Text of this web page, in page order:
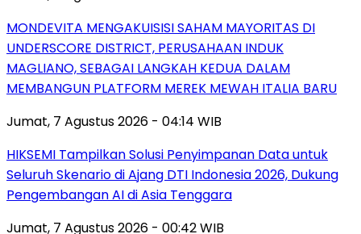
MONDEVITA MENGAKUISISI SAHAM MAYORITAS DI
UNDERSCORE DISTRICT, PERUSAHAAN INDUK
MAGLIANO, SEBAGAI LANGKAH KEDUA DALAM
MEMBANGUN PLATFORM MEREK MEWAH ITALIA BARU
Jumat, 7 Agustus 2026 - 04:14 WIB
HIKSEMI Tampilkan Solusi Penyimpanan Data untuk
Seluruh Skenario di Ajang DTI Indonesia 2026, Dukung
Pengembangan AI di Asia Tenggara
Jumat, 7 Agustus 2026 - 00:42 WIB